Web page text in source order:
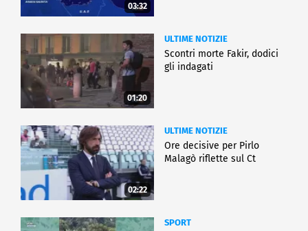
03:32
01:20
ULTIME NOTIZIE
Scontri morte Fakir, dodici
gli indagati
02:22
ULTIME NOTIZIE
Ore decisive per Pirlo
Malagò riflette sul Ct
SPORT